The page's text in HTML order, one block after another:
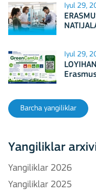
Iyul 29,
Iyul 29,
Barcha yangiliklar
Yangiliklar
Yangiliklar 2026
Yangiliklar 2025